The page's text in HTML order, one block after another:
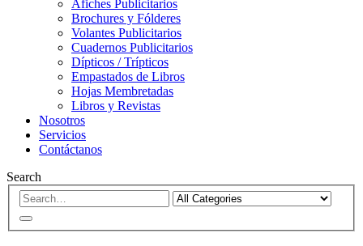
Afiches Publicitarios
Brochures y Fólderes
Volantes Publicitarios
Cuadernos Publicitarios
Dípticos / Trípticos
Empastados de Libros
Hojas Membretadas
Libros y Revistas
Nosotros
Servicios
Contáctanos
Search